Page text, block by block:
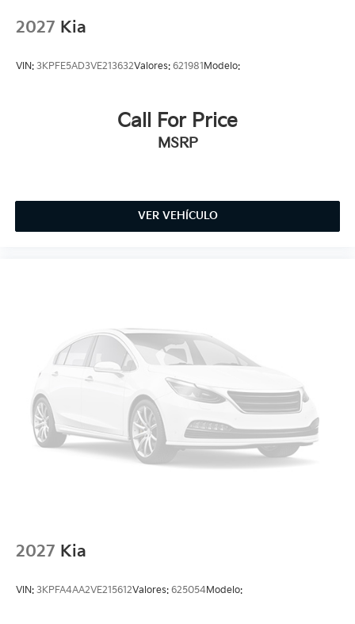
2027 Kia
VIN: 3KPFE5AD3VE213632Valores: 621981Modelo:
Call For Price
MSRP
VER VEHÍCULO
2027 Kia
VIN: 3KPFA4AA2VE215612Valores: 625054Modelo: